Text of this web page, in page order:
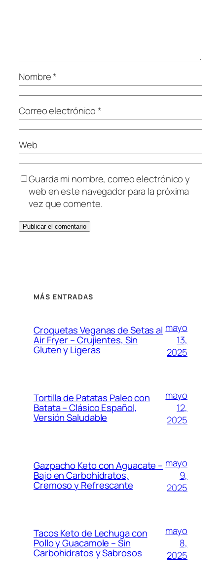
Nombre*
Correo electrónico*
Web
Guarda mi nombre, correo electrónico y
web en este navegador para la próxima
vez que comente.
MÁS ENTRADAS
Croquetas Veganas de Setas al
Air Fryer – Crujientes, Sin
Gluten y Ligeras
mayo
13,
2025
Tortilla de Patatas Paleo con
Batata – Clásico Español,
Versión Saludable
mayo
12,
2025
Gazpacho Keto con Aguacate –
Bajo en Carbohidratos,
Cremoso y Refrescante
mayo
9,
2025
Tacos Keto de Lechuga con
Pollo y Guacamole – Sin
Carbohidratos y Sabrosos
mayo
8,
2025